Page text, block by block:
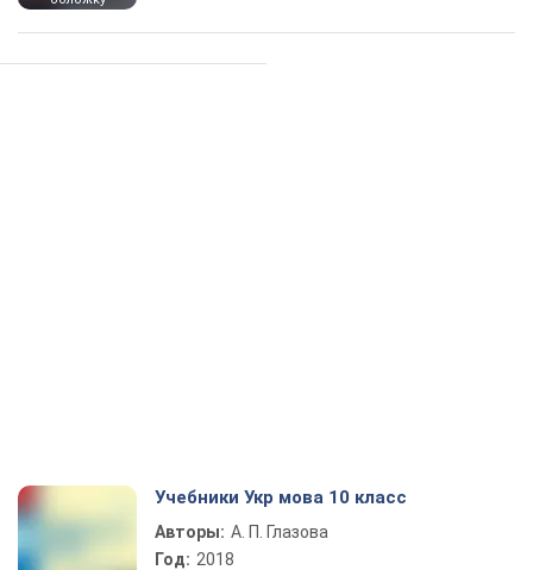
Учебники Укр мова 10 класс
Авторы: А. П. Глазова
Год: 2018